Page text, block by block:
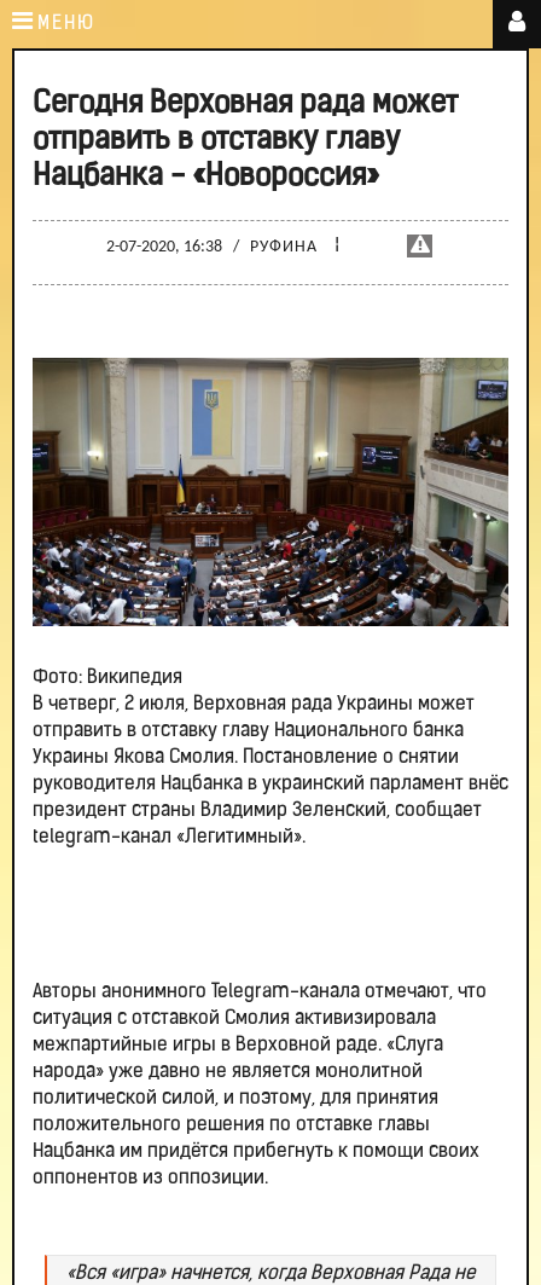
МЕНЮ
Сегодня Верховная рада может
отправить в отставку главу
Нацбанка - «Новороссия»
2-07-2020, 16:38 / РУФИНА ¦
Фото: Википедия
В четверг, 2 июля, Верховная рада Украины может
отправить в отставку главу Национального банка
Украины Якова Смолия. Постановление о снятии
руководителя Нацбанка в украинский парламент внёс
президент страны Владимир Зеленский, сообщает
telegram-канал «Легитимный».
Авторы анонимного Telegram-канала отмечают, что
ситуация с отставкой Смолия активизировала
межпартийные игры в Верховной раде. «Слуга
народа» уже давно не является монолитной
политической силой, и поэтому, для принятия
положительного решения по отставке главы
Нацбанка им придётся прибегнуть к помощи своих
оппонентов из оппозиции.
«Вся «игра» начнется, когда Верховная Рада не